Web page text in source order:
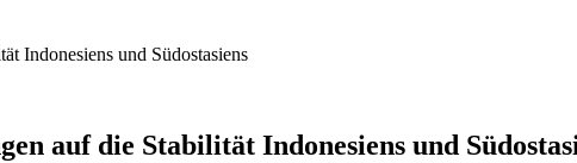
Indonesiens und Südostasiens
auf die Stabilität Indonesiens und